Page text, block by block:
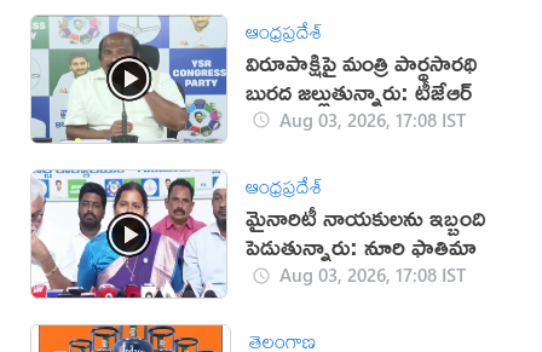
ఆంధ్రప్రదేశ్
విరూపాక్షిపై మంత్రి పార్థసారథి
బురద జల్లుతున్నారు: టీజేఆర్
Aug 03, 2026, 17:08 IST
ఆంధ్రప్రదేశ్
మైనారిటీ నాయకులను ఇబ్బంది
పెడుతున్నారు: నూరి ఫాతిమా
Aug 03, 2026, 17:08 IST
తెలంగాణ